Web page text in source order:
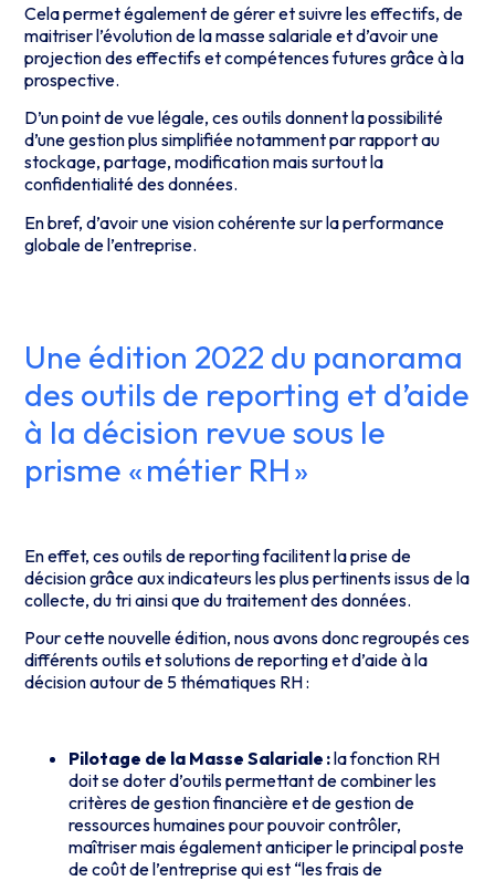
Cela permet également de gérer et suivre les effectifs, de
maitriser l’évolution de la masse salariale et d’avoir une
projection des effectifs et compétences futures grâce à la
prospective.
D’un point de vue légale, ces outils donnent la possibilité
d’une gestion plus simplifiée notamment par rapport au
stockage, partage, modification mais surtout la
confidentialité des données.
En bref, d’avoir une vision cohérente sur la performance
globale de l’entreprise.
Une édition 2022 du panorama
des outils de reporting et d’aide
à la décision revue sous le
prisme « métier RH »
En effet, ces outils de reporting facilitent la prise de
décision grâce aux indicateurs les plus pertinents issus de la
collecte, du tri ainsi que du traitement des données.
Pour cette nouvelle édition, nous avons donc regroupés ces
différents outils et solutions de reporting et d’aide à la
décision autour de 5 thématiques RH :
Pilotage de la Masse Salariale :la fonction RH
doit se doter d’outils permettant de combiner les
critères de gestion financière et de gestion de
ressources humaines pour pouvoir contrôler,
maîtriser mais également anticiper le principal poste
de coût de l’entreprise qui est “les frais de